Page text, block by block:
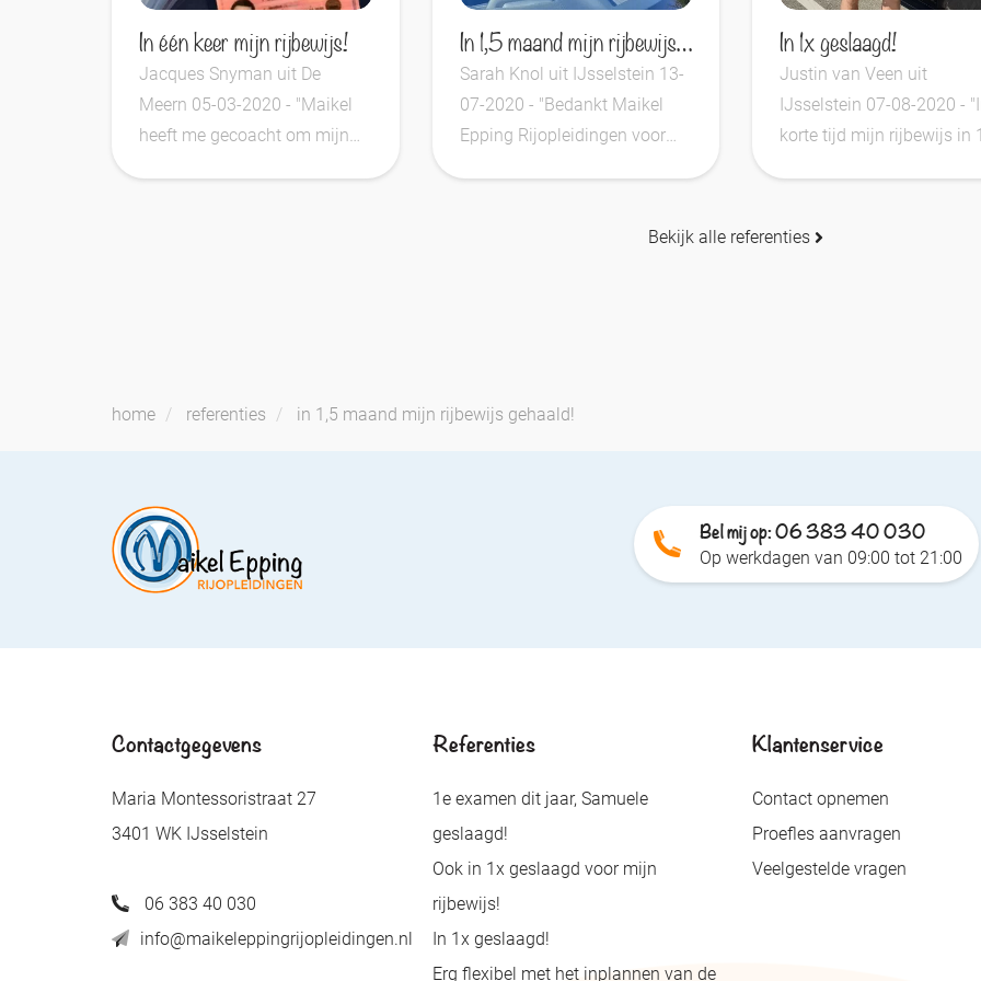
In één keer mijn rijbewijs!
Jacques Snyman uit De
Meern 05-03-2020 - "Maikel
heeft me gecoacht om mijn
In 1,5 maand mijn rijbewijs gehaald!
Sarah Knol uit IJsselstein 13-
07-2020 - "Bedankt Maikel
Epping Rijopleidingen voor
In 1x geslaagd!
Justin van Veen uit
IJsselstein 07-08-2020 -
korte tijd mijn rijbewijs in
Bekijk alle referenties
home referenties in 1,5 maand mijn rijbewijs gehaald!
Bel mij op: 06 383 40 030
Op werkdagen van 09:00 tot 21:00
Contactgegevens
Maria Montessoristraat 27
3401 WK IJsselstein
06 383 40 030
info@maikeleppingrijopleidingen.nl
Referenties
1e examen dit jaar, Samuele
geslaagd!
Ook in 1x geslaagd voor mijn
rijbewijs!
In 1x geslaagd!
Erg flexibel met het inplannen van de
Klantenservice
Contact opnemen
Proefles aanvragen
Veelgestelde vragen